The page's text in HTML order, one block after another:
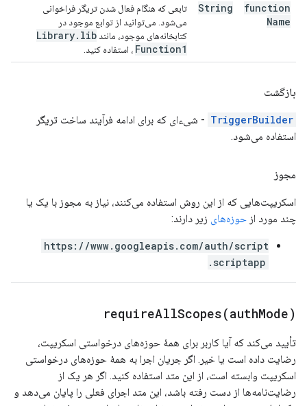
function
Name
String
تابعی که هنگام فعال شدن تریگر فراخوانی
می‌شود. می‌توانید از توابع موجود در
کتابخانه‌های موجود، مانند
Library. lib
Function1 ، استفاده کنید.
بازگشت
TriggerBuilder - شیء‌ای که برای ادامه فرآیند ساخت تریگر
استفاده می‌شود.
مجوز
اسکریپت‌هایی که از این روش استفاده می‌کنند، نیاز به مجوز با یک یا
چند مورد از حوزه‌های زیر دارند:
https://www.googleapis.com/auth/script
.scriptapp
requireAllScopes(authMode)
تأیید می‌کند که آیا کاربر برای همهٔ حوزه‌های درخواستی اسکریپت،
رضایت داده است یا خیر. اگر جریان اجرا به همهٔ حوزه‌های درخواستی
اسکریپت وابسته است، از این متد استفاده کنید. اگر هر یک از
رضایت‌نامه‌ها از دست رفته باشد، این متد اجرای فعلی را پایان می‌دهد و